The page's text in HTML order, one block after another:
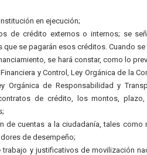
en ejecución;
de crédito externos o internos; se
se pagarán esos créditos. Cuando se
se hará constar, como lo
y Control, Ley Orgánica de la
Orgánica de Responsabilidad y
de crédito, los montos,
de cuentas a la ciudadanía, tales como
de desempeño;
y justificativos de movilización